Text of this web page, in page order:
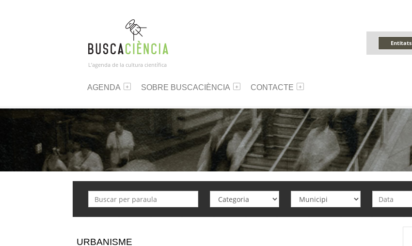
L’agenda de la cultura científica
Entitats
AGENDA SOBRE BUSCACIÈNCIA CONTACTE
URBANISME